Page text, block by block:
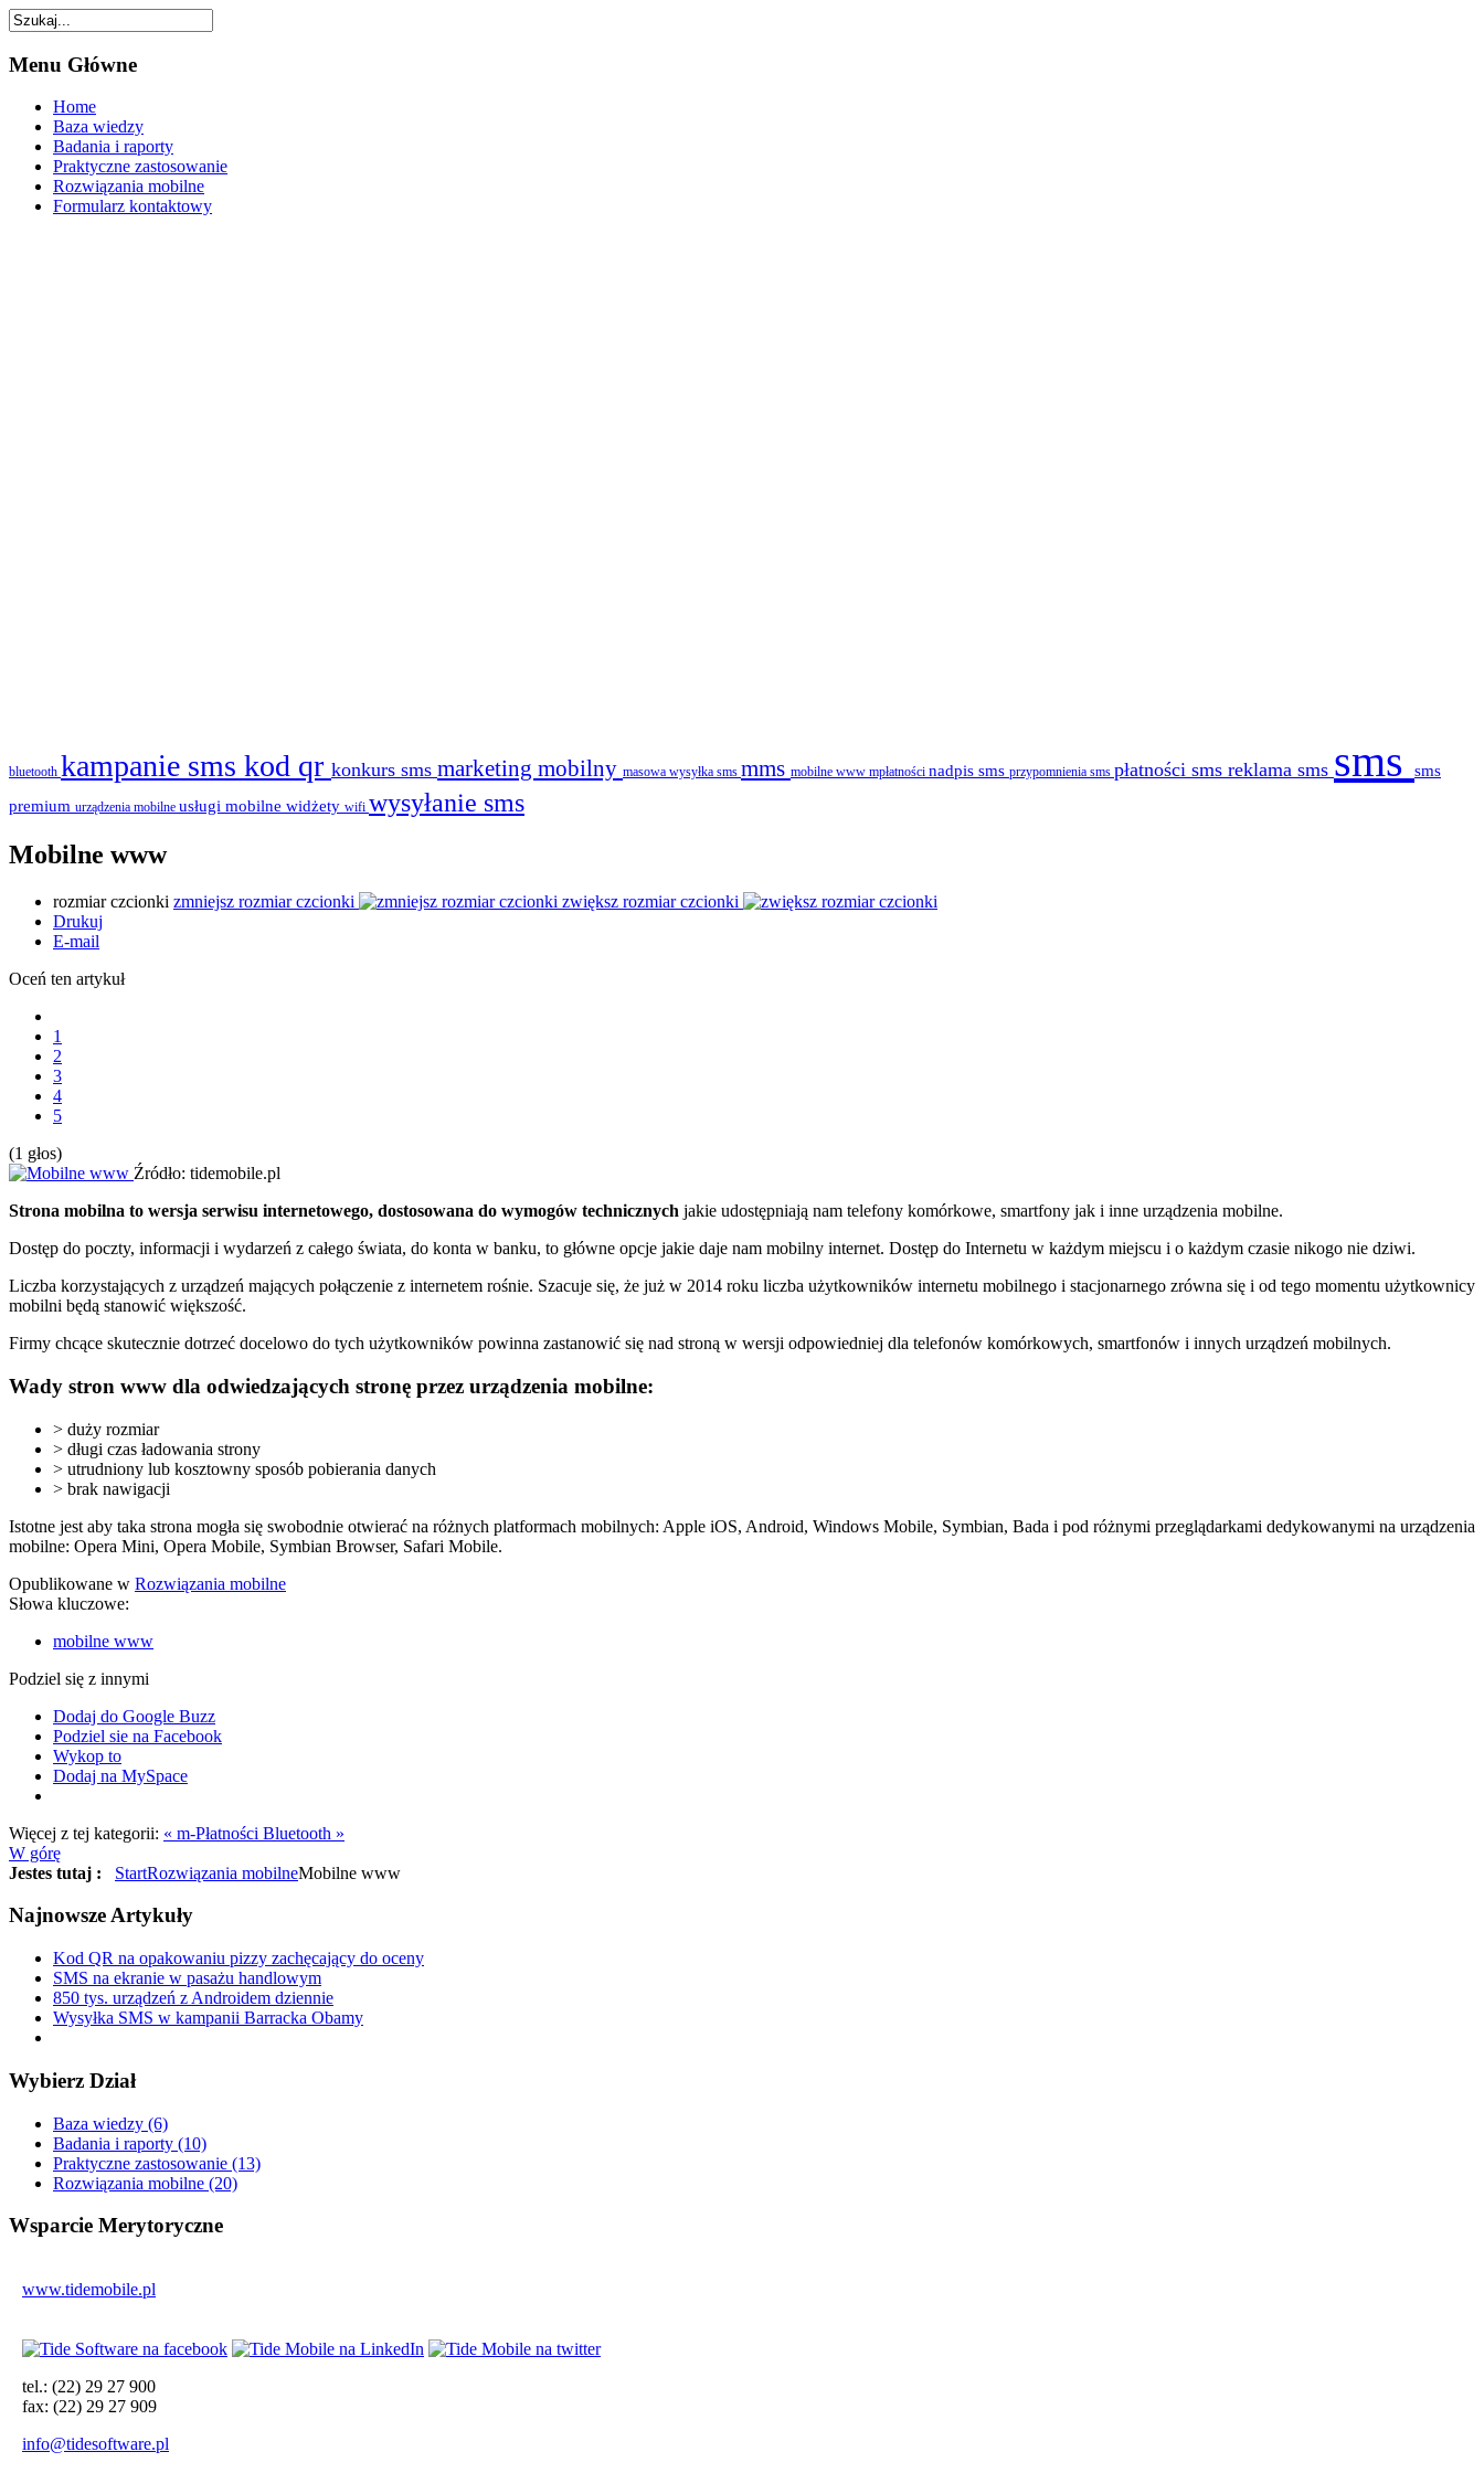
Menu Główne
Home
Baza wiedzy
Badania i raporty
Praktyczne zastosowanie
Rozwiązania mobilne
Formularz kontaktowy
bluetooth kampanie sms kod qr konkurs sms marketing mobilny masowa wysyłka sms mms mobilne www mpłatności nadpis sms przypomnienia sms płatności sms reklama sms sms
sms
premium urządzenia mobilne usługi mobilne widżety wifi wysyłanie sms
Mobilne www
rozmiar czcionki zmniejsz rozmiar czcionki
zwiększ rozmiar czcionki
Drukuj
E-mail
Oceń ten artykuł
1
2
3
4
5
(1 głos)
Źródło: tidemobile.pl
Strona mobilna to wersja serwisu internetowego, dostosowana do wymogów technicznych jakie udostępniają nam telefony komórkowe, smartfony jak i inne urządzenia mobilne.
Dostęp do poczty, informacji i wydarzeń z całego świata, do konta w banku, to główne opcje jakie daje nam mobilny internet. Dostęp do Internetu w każdym miejscu i o każdym czasie nikogo nie dziwi.
Liczba korzystających z urządzeń mających połączenie z internetem rośnie. Szacuje się, że już w 2014 roku liczba użytkowników internetu mobilnego i stacjonarnego zrówna się i od tego momentu użytkownicy
mobilni będą stanowić większość.
Firmy chcące skutecznie dotrzeć docelowo do tych użytkowników powinna zastanowić się nad stroną w wersji odpowiedniej dla telefonów komórkowych, smartfonów i innych urządzeń mobilnych.
Wady stron www dla odwiedzających stronę przez urządzenia mobilne:
> duży rozmiar
> długi czas ładowania strony
> utrudniony lub kosztowny sposób pobierania danych
> brak nawigacji
Istotne jest aby taka strona mogła się swobodnie otwierać na różnych platformach mobilnych: Apple iOS, Android, Windows Mobile, Symbian, Bada i pod różnymi przeglądarkami dedykowanymi na urządzenia
mobilne: Opera Mini, Opera Mobile, Symbian Browser, Safari Mobile.
Opublikowane w Rozwiązania mobilne
Słowa kluczowe:
mobilne www
Podziel się z innymi
Dodaj do Google Buzz
Podziel sie na Facebook
Wykop to
Dodaj na MySpace
Więcej z tej kategorii: « m-Płatności Bluetooth »
W górę
Jestes tutaj :
StartRozwiązania mobilneMobilne www
NajnowszeArtykuły
Kod QR na opakowaniu pizzy zachęcający do oceny
SMS na ekranie w pasażu handlowym
850 tys. urządzeń z Androidem dziennie
Wysyłka SMS w kampanii Barracka Obamy
Wybierz Dział
Baza wiedzy (6)
Badania i raporty (10)
Praktyczne zastosowanie (13)
Rozwiązania mobilne (20)
Wsparcie Merytoryczne
www.tidemobile.pl
tel.: (22) 29 27 900
fax: (22) 29 27 909
info@tidesoftware.pl